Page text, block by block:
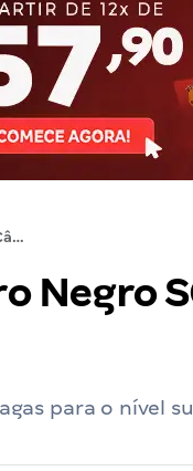
Concurso Câmara Cerro Negro SC: Edital publicado! Veja
Negro
para o nível